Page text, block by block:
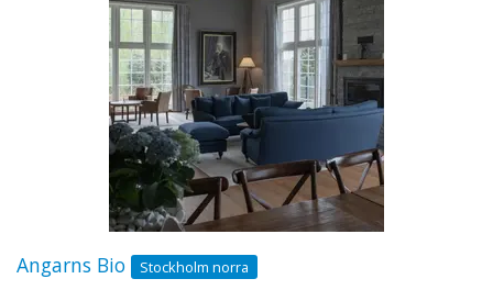
Angarns Bio Stockholm norra